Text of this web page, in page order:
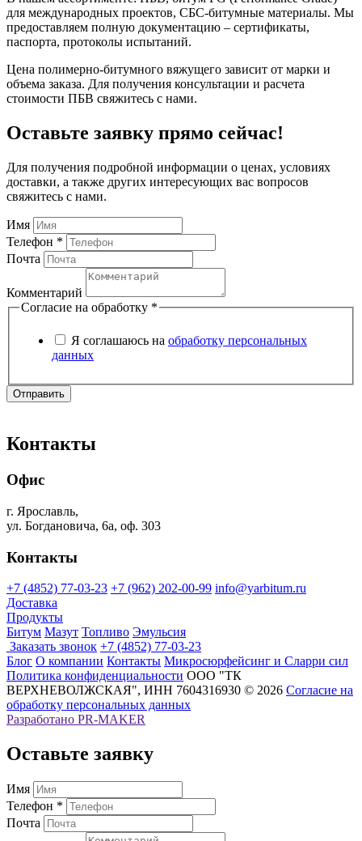
для международных проектов, СБС-битумные материалы. Мы
предоставляем полную документацию – сертификаты,
паспорта, протоколы испытаний.
Цена полимерно-битумного вяжущего зависит от марки и
объема заказа. Для получения консультации и расчета
стоимости ПБВ свяжитесь с нами.
Оставьте заявку прямо сейчас!
Для получения подробной информации о ценах, условиях
доставки, а также других интересующих вас вопросов
свяжитесь с нами.
Имя
Телефон *
Почта
Комментарий
Согласие на обработку *
Я соглашаюсь на обработку персональных
данных
Отправить
Контакты
Офис
г. Ярославль,
ул. Богдановича, 6а, оф. 303
Контакты
+7 (4852) 77-03-23 +7 (962) 202-00-99 info@yarbitum.ru
Доставка
Продукты
Битум Мазут Топливо Эмульсия
Заказать звонок +7 (4852) 77-03-23
Блог О компании Контакты Микросюрфейсинг и Сларри сил
Политика конфиденциальности ООО "ТК
ВЕРХНЕВОЛЖСКАЯ", ИНН 7604316930 © 2026 Согласие на
обработку персональных данных
Разработано PR-MAKER
Оставьте заявку
Имя
Телефон *
Почта